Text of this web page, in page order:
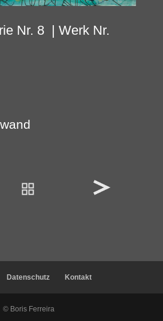
Nr. 8| Werk Nr.
Datenschutz Kontakt
© Boris Ferreira